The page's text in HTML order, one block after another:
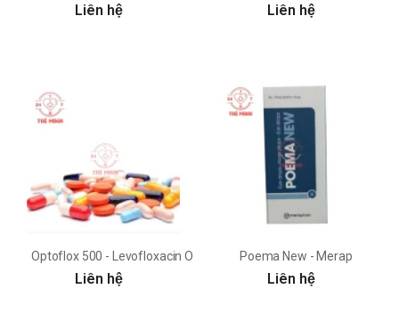
Liên hệ Liên hệ
Optoflox 500 - Levofloxacin OPV
Liên hệ
Poema New - Merap
Liên hệ